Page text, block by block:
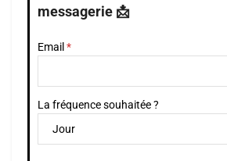
messagerie 📩
Email
La fréquence souhaitée ?